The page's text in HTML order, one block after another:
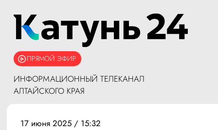
ПРЯМОЙ ЭФИР
ИНФОРМАЦИОННЫЙ ТЕЛЕКАНАЛ
АЛТАЙСКОГО КРАЯ
17 июня 2025 / 15:32